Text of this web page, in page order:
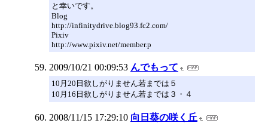
と幸いです。
Blog
http://infinitydrive.blog93.fc2.com/
Pixiv
http://www.pixiv.net/member.p
2009/10/21 00:09:53 んでもって
10月20日欲しがりません若までは５
10月16日欲しがりません若までは３・４
2008/11/15 17:29:10 向日葵の咲く丘